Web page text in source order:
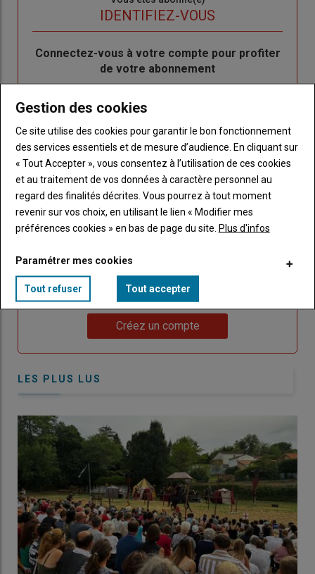
IDENTIFIEZ-VOUS
Body
Connectez-vous à votre compte pour profiter
de votre abonnement
"Créer
un
nouveau
compte"
Lien
"Réinitialiser
votre
mot
de
passe"
Réinitialiser votre mot de passe
"Je
me
connecte"
Je me connecte
Sous-
titre
Vous n'êtes pas abonné(e)
CRÉEZ UN COMPTE
BodyChoisissez votre formule et créez votre
compte pour accéder à tout Caracterres.
Créez un compte
LES PLUS LUS
Gestion des cookies
Ce site utilise des cookies pour garantir le bon fonctionnement
des services essentiels et de mesure d’audience. En cliquant sur
« Tout Accepter », vous consentez à l’utilisation de ces cookies
et au traitement de vos données à caractère personnel au
regard des finalités décrites. Vous pourrez à tout moment
revenir sur vos choix, en utilisant le lien « Modifier mes
préférences cookies » en bas de page du site. Plus d'infos
Paramétrer mes cookies
Tout refuser Tout accepter